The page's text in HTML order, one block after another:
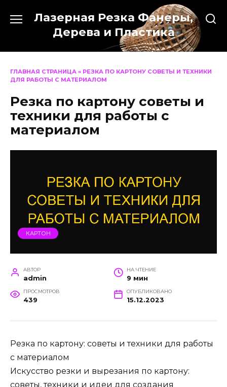
содержанию
Лазерная Резка Фанеры,
Дерева и Пластика
ГЛАВНАЯ СТРАНИЦА » РЕЗКА ПО КАРТОНУ СОВЕТЫ И ТЕХНИКИ
ДЛЯ РАБОТЫ С МАТЕРИАЛОМ
Резка по картону советы и
техники для работы с
материалом
КАРТОН
АВТОР
admin
НА ЧТЕНИЕ
9 мин
ПРОСМОТРОВ
439
ОПУБЛИКОВАНО
15.12.2023
Резка по картону: советы и техники для работы
с материалом
Искусство резки и вырезания по картону:
советы, техники и идеи для создания